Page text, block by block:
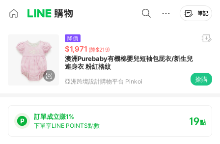
筆記
降價
$1,971 (降$219)
澳洲Purebaby有機棉嬰兒短袖包屁衣/新生兒
連身衣 粉紅格紋
亞洲跨境設計購物平台 Pinkoi 搶購
訂單成立賺1%
下單享LINE POINTS點數 19點